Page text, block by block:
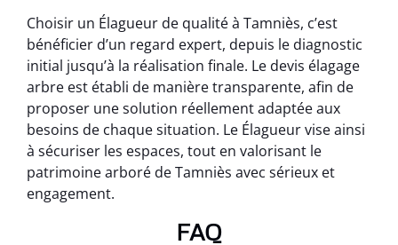
Choisir un Élagueur de qualité à Tamniès, c’est
bénéficier d’un regard expert, depuis le diagnostic
initial jusqu’à la réalisation finale. Le devis élagage
arbre est établi de manière transparente, afin de
proposer une solution réellement adaptée aux
besoins de chaque situation. Le Élagueur vise ainsi
à sécuriser les espaces, tout en valorisant le
patrimoine arboré de Tamniès avec sérieux et
engagement.
FAQ